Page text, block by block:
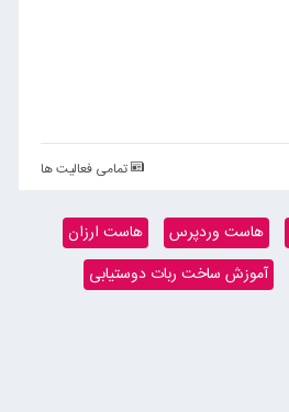
تمامی فعالیت ها
هاست وردپرس
هاست ارزان
آموزش ساخت ربات دوستیابی